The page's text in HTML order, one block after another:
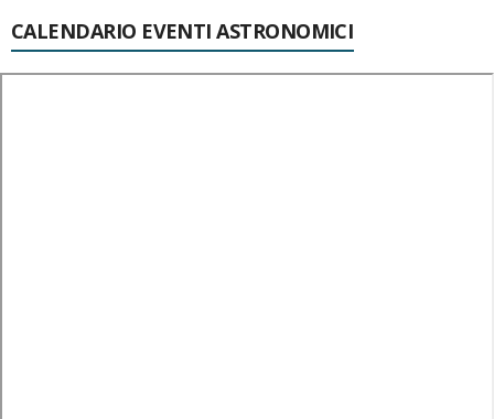
CALENDARIO EVENTI ASTRONOMICI